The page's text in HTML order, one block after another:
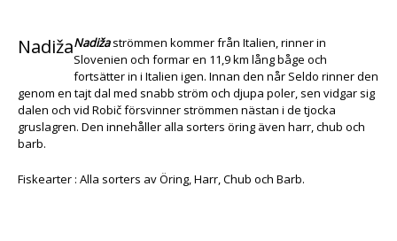
NadižaNadižaströmmen kommer från Italien, rinner in
Slovenien och formar en 11,9 km lång båge och
fortsätter in i Italien igen. Innan den når Seldo rinner den
genom en tajt dal med snabb ström och djupa poler, sen vidgar sig
dalen och vid Robič försvinner strömmen nästan i de tjocka
gruslagren. Den innehåller alla sorters öring även harr, chub och
barb.
Fiskearter : Alla sorters av Öring, Harr, Chub och Barb.